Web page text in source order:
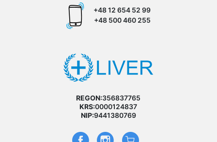
+48 12 654 52 99
+48 500 460 255
REGON:356837765
KRS:0000124837
NIP:9441380769